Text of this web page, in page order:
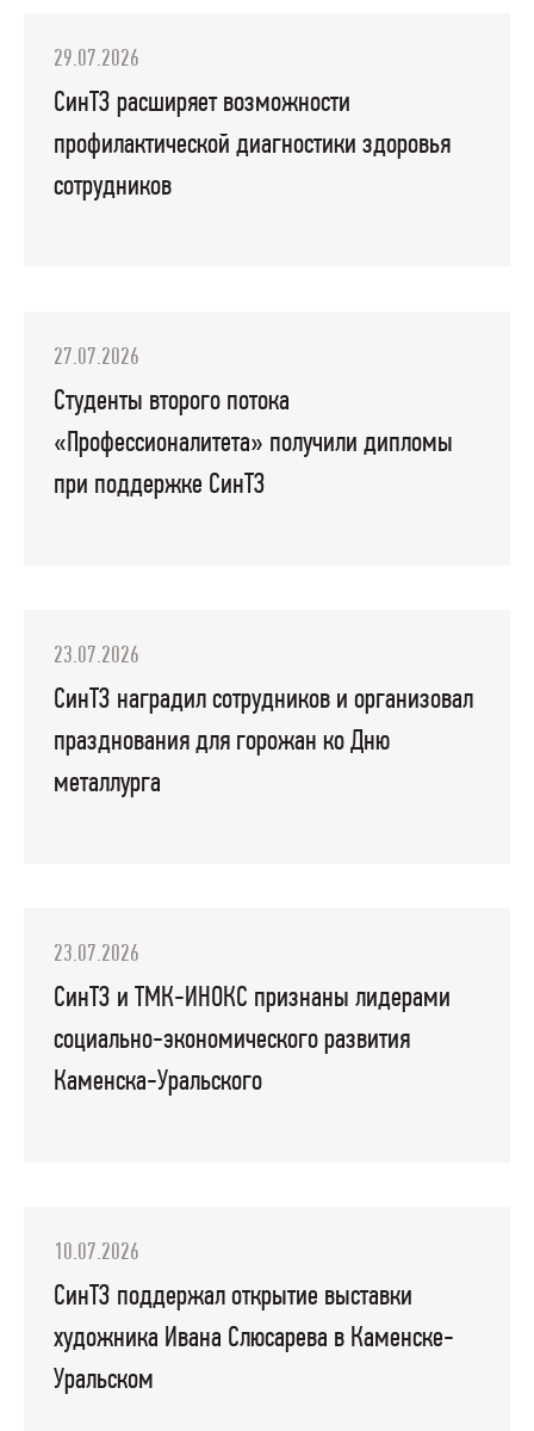
29.07.2026
СинТЗ расширяет возможности
профилактической диагностики здоровья
сотрудников
27.07.2026
Студенты второго потока
«Профессионалитета» получили дипломы
при поддержке СинТЗ
23.07.2026
СинТЗ наградил сотрудников и организовал
празднования для горожан ко Дню
металлурга
23.07.2026
СинТЗ и ТМК-ИНОКС признаны лидерами
социально-экономического развития
Каменска-Уральского
10.07.2026
СинТЗ поддержал открытие выставки
художника Ивана Слюсарева в Каменске-
Уральском